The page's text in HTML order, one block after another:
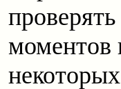
моментов